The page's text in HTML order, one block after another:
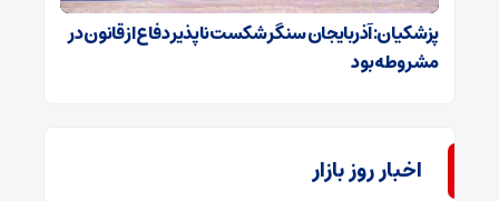
پزشکیان: آذربایجان سنگر شکست‌ناپذیر دفاع از قانون در
مشروطه بود
اخبار روز بازار